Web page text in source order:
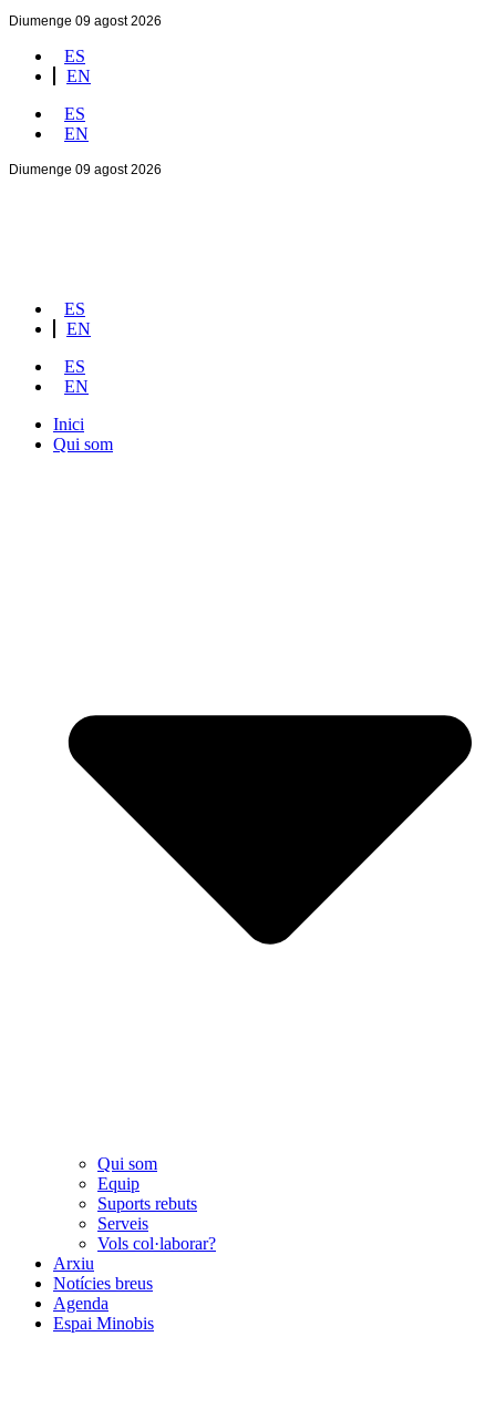
Diumenge 09 agost 2026
ES
EN
ES
EN
Diumenge 09 agost 2026
ES
EN
ES
EN
Inici
Qui som
Qui som
Equip
Suports rebuts
Serveis
Vols col·laborar?
Arxiu
Notícies breus
Agenda
Espai Minobis